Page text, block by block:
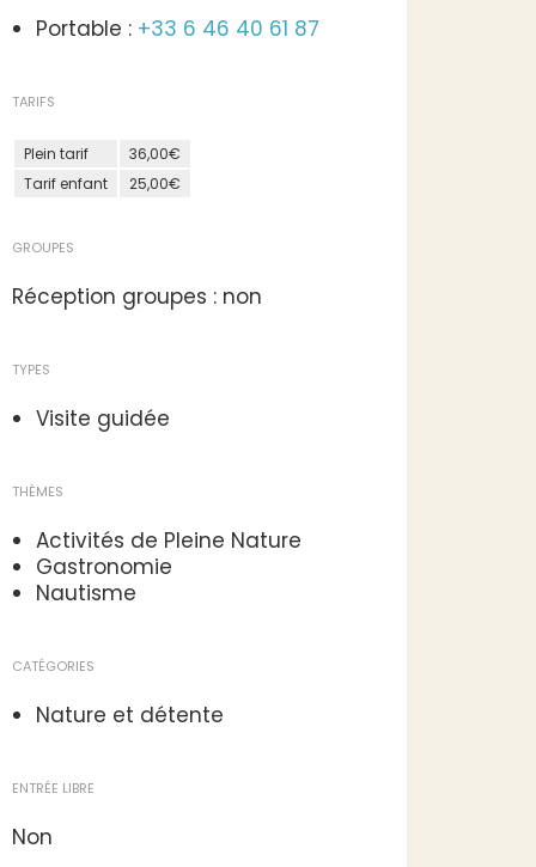
Portable : +33 6 46 40 61 87
TARIFS
Plein tarif
36,00€
Tarif enfant
25,00€
GROUPES
Réception groupes : non
TYPES
Visite guidée
THÈMES
Activités de Pleine Nature
Gastronomie
Nautisme
CATÉGORIES
Nature et détente
ENTRÉE LIBRE
Non